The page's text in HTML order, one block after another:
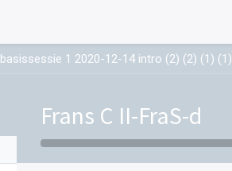
basissessie 1 2020-12-14 intro (2) (2) (1) (1)
Frans C II-FraS-d